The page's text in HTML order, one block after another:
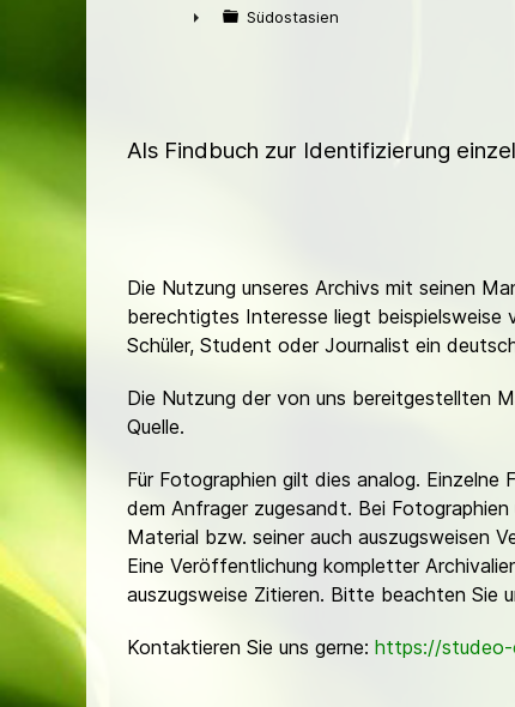
► Südostasien
Als Findbuch zur Identifizierung
Die Nutzung unseres Archivs mit seinen
berechtigtes Interesse liegt beispielsweise
Schüler, Student oder Journalist ein
Die Nutzung der von uns bereitgestellten
Quelle.
Für Fotographien gilt dies analog.
dem Anfrager zugesandt. Bei
Material bzw. seiner auch auszugsweisen
Eine Veröffentlichung kompletter
auszugsweise Zitieren. Bitte beachten Sie
Kontaktieren Sie uns gerne: https://studeo-